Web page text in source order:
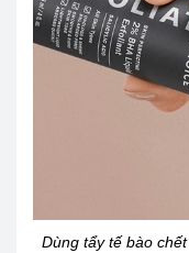
Dùng tẩy tế bào